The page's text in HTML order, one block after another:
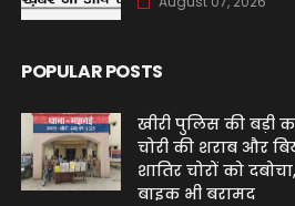
POPULAR POSTS
खीरी पुलिस की बड़ी
चोरी की शराब और
शातिर चोरों को
बाइक भी बरामद